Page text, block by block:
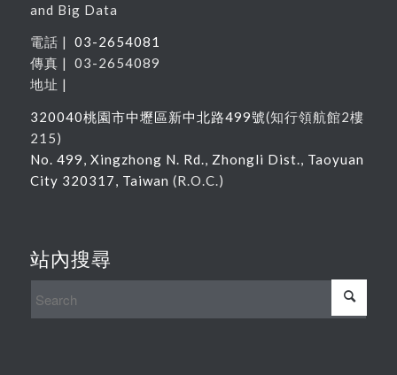
and Big Data
電話 | 03-2654081
傳真 | 03-2654089
地址 |
320040桃園市中壢區新中北路499號(知行領航館2樓
215)
No. 499, Xingzhong N. Rd., Zhongli Dist., Taoyuan
City 320317, Taiwan (R.O.C.)
站內搜尋